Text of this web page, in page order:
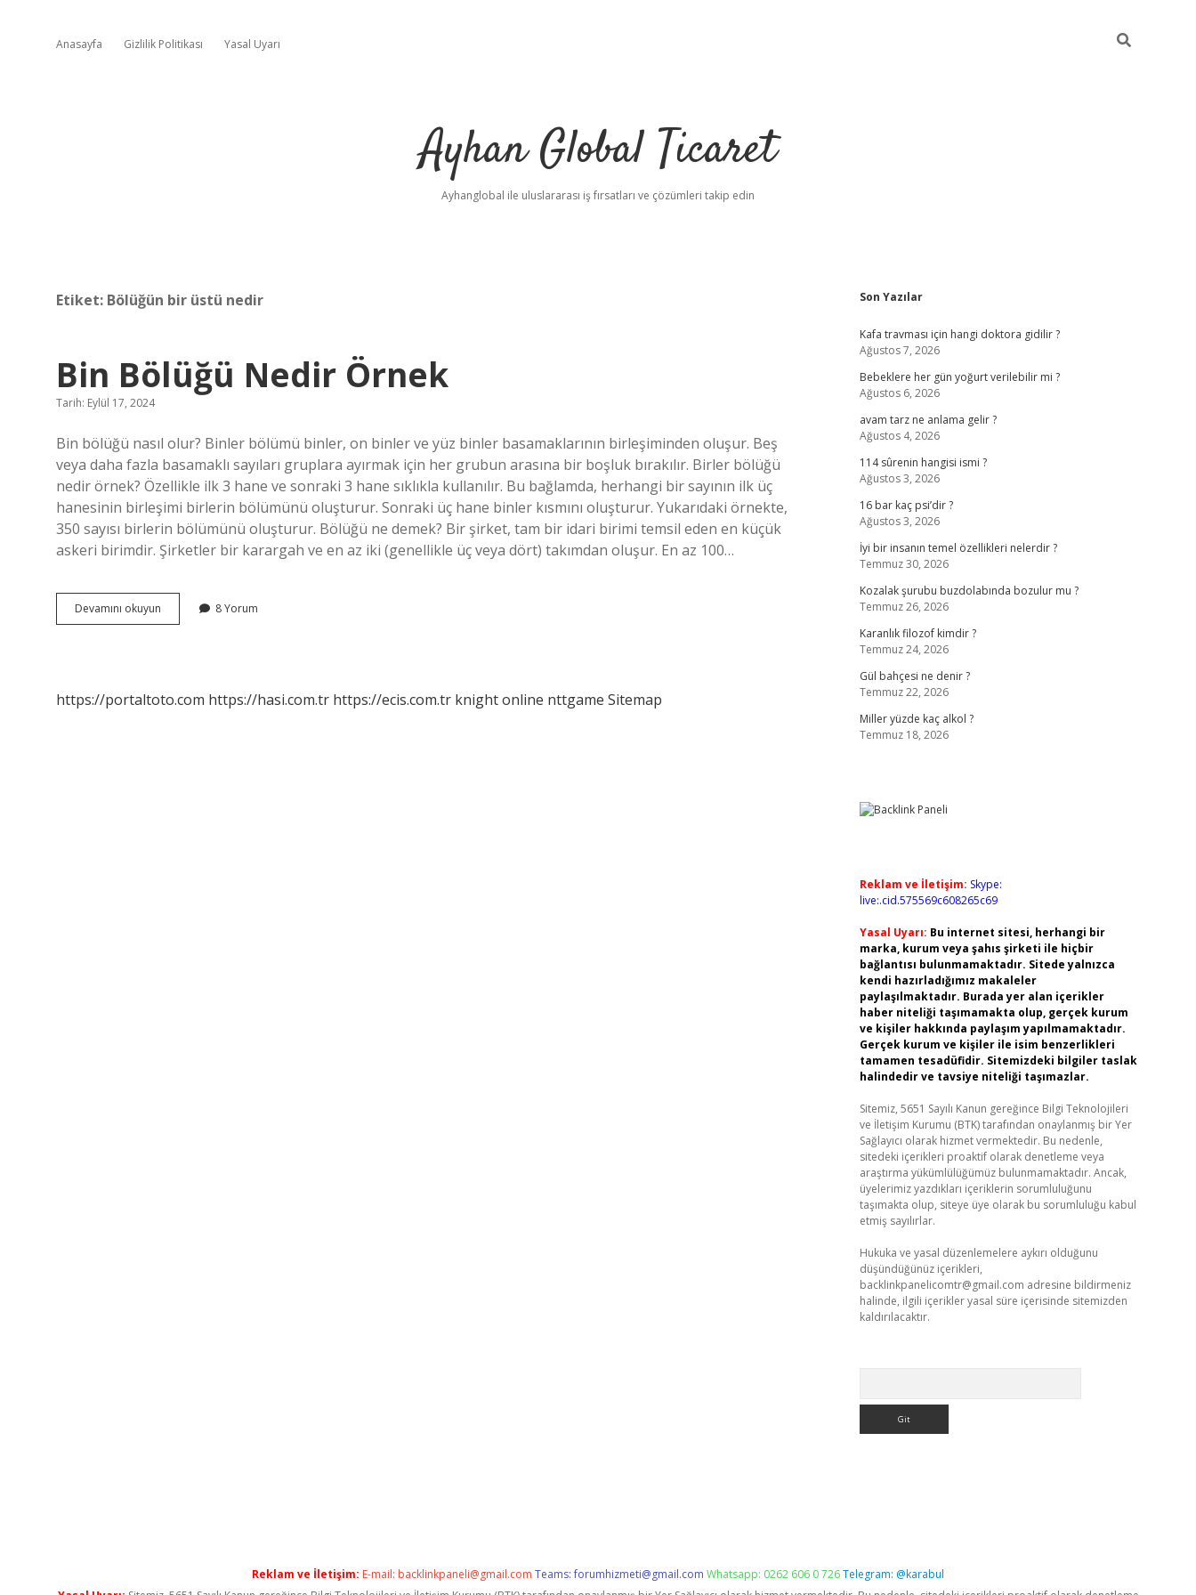
Anasayfa Gizlilik Politikası Yasal Uyarı
Ayhan Global Ticaret
Ayhanglobal ile uluslararası iş fırsatları ve çözümleri takip edin
Etiket: Bölüğün bir üstü nedir
Bin Bölüğü Nedir Örnek
Tarih: Eylül 17, 2024
Bin bölüğü nasıl olur? Binler bölümü binler, on binler ve yüz binler basamaklarının birleşiminden oluşur. Beş
veya daha fazla basamaklı sayıları gruplara ayırmak için her grubun arasına bir boşluk bırakılır. Birler bölüğü
nedir örnek? Özellikle ilk 3 hane ve sonraki 3 hane sıklıkla kullanılır. Bu bağlamda, herhangi bir sayının ilk üç
hanesinin birleşimi birlerin bölümünü oluşturur. Sonraki üç hane binler kısmını oluşturur. Yukarıdaki örnekte,
350 sayısı birlerin bölümünü oluşturur. Bölüğü ne demek? Bir şirket, tam bir idari birimi temsil eden en küçük
askeri birimdir. Şirketler bir karargah ve en az iki (genellikle üç veya dört) takımdan oluşur. En az 100…
Devamını okuyun
Bölüğü
8 Yorum
https://portaltoto.com https://hasi.com.tr https://ecis.com.tr knight online nttgame Sitemap
Sidebar
Son Yazılar
Kafa travması için hangi doktora gidilir ?
Ağustos 7, 2026
Bebeklere her gün yoğurt verilebilir mi ?
Ağustos 6, 2026
avam tarz ne anlama gelir ?
Ağustos 4, 2026
114 sûrenin hangisi ismi ?
Ağustos 3, 2026
16 bar kaç psi’dir ?
Ağustos 3, 2026
İyi bir insanın temel özellikleri nelerdir ?
Temmuz 30, 2026
Kozalak şurubu buzdolabında bozulur mu ?
Temmuz 26, 2026
Karanlık filozof kimdir ?
Temmuz 24, 2026
Gül bahçesi ne denir ?
Temmuz 22, 2026
Miller yüzde kaç alkol ?
Temmuz 18, 2026
Reklam ve İletişim: Skype:
live:.cid.575569c608265c69
Yasal Uyarı: Bu internet sitesi, herhangi bir
marka, kurum veya şahıs şirketi ile hiçbir
bağlantısı bulunmamaktadır. Sitede yalnızca
kendi hazırladığımız makaleler
paylaşılmaktadır. Burada yer alan içerikler
haber niteliği taşımamakta olup, gerçek kurum
ve kişiler hakkında paylaşım yapılmamaktadır.
Gerçek kurum ve kişiler ile isim benzerlikleri
tamamen tesadüfidir. Sitemizdeki bilgiler taslak
halindedir ve tavsiye niteliği taşımazlar.
Sitemiz, 5651 Sayılı Kanun gereğince Bilgi Teknolojileri
ve İletişim Kurumu (BTK) tarafından onaylanmış bir Yer
Sağlayıcı olarak hizmet vermektedir. Bu nedenle,
sitedeki içerikleri proaktif olarak denetleme veya
araştırma yükümlülüğümüz bulunmamaktadır. Ancak,
üyelerimiz yazdıkları içeriklerin sorumluluğunu
taşımakta olup, siteye üye olarak bu sorumluluğu kabul
etmiş sayılırlar.
Hukuka ve yasal düzenlemelere aykırı olduğunu
düşündüğünüz içerikleri,
backlinkpanelicomtr@gmail.com adresine bildirmeniz
halinde, ilgili içerikler yasal süre içerisinde sitemizden
kaldırılacaktır.
Reklam ve İletişim: E-mail: backlinkpaneli@gmail.com Teams:forumhizmeti@gmail.com Whatsapp: 0262 606 0 726Telegram: @karabul